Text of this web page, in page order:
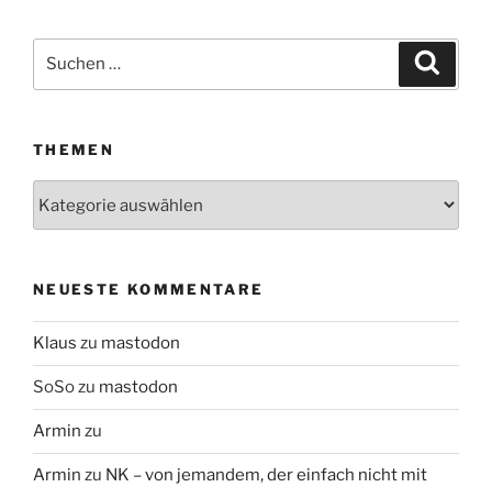
Suchen
THEMEN
NEUESTE KOMMENTARE
Klaus zu mastodon
SoSozu mastodon
Armin zu
Armin zu NK – von jemandem, der einfach nicht mit